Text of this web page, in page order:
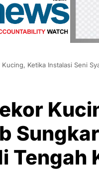
Ketika Instalasi Seni
Tengah